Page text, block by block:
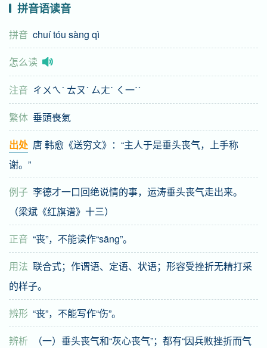
拼音语读音
拼音 chuí tóu sàng qì
怎么读
注音 ㄔㄨㄟˊ ㄊㄡˊ ㄙㄤˋ ㄑ一ˋˊ
繁体 垂頭喪氣
出处 唐 韩愈《送穷文》：“主人于是垂头丧气，上手称
谢。”
例子 李德才一口回绝说情的事，运涛垂头丧气走出来。
（梁斌《红旗谱》十三）
正音 “丧”，不能读作“sāng”。
用法 联合式；作谓语、定语、状语；形容受挫折无精打采
的样子。
辨形 “丧”，不能写作“伤”。
辨析
（一）垂头丧气和“灰心丧气”；都有“因兵败挫折而气